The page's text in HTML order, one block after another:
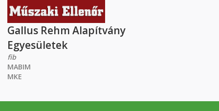
Gallus Rehm Alapítvány
Egyesületek
fib
MABIM
MKE